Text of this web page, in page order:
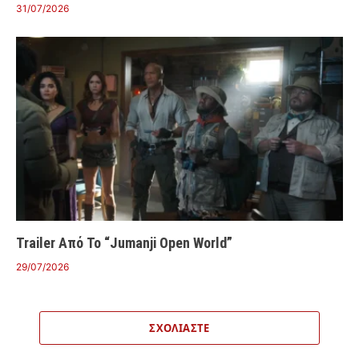
31/07/2026
Trailer Από Το “Jumanji Open World”
29/07/2026
ΣΧΟΛΙΆΣΤΕ